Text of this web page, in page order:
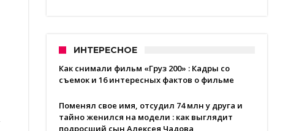
ИНТЕРЕСНОЕ
Как снимали фильм «Груз 200» : Кадры со
съемок и 16 интересных фактов о фильме
Поменял свое имя, отсудил 74 млн у друга и
тайно женился на модели : как выглядит
подросший сын Алексея Чадова